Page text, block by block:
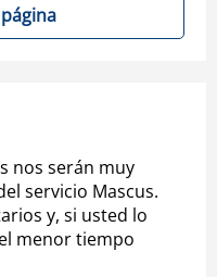
nos serán muy
servicio Mascus.
y, si usted lo
menor tiempo